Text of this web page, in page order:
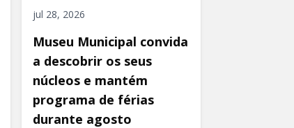
jul 28, 2026
Museu Municipal convida
a descobrir os seus
núcleos e mantém
programa de férias
durante agosto